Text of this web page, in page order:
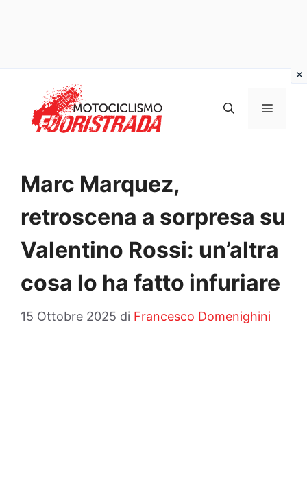
contenuto
MENU
Marc Marquez,
retroscena a sorpresa su
Valentino Rossi: un’altra
cosa lo ha fatto infuriare
15 Ottobre 2025 di Francesco Domenighini